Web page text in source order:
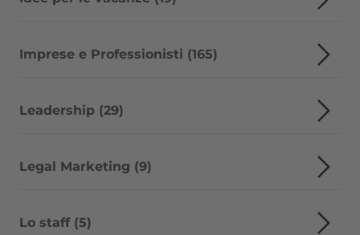
Imprese e Professionisti (165)
Leadership (29)
Legal Marketing (9)
Lo staff (5)